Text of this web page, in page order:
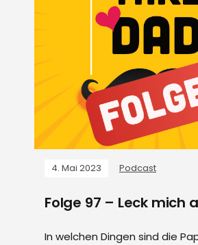
4. Mai 2023 Podcast
Folge 97 – Leck mich
In welchen Dingen sind die